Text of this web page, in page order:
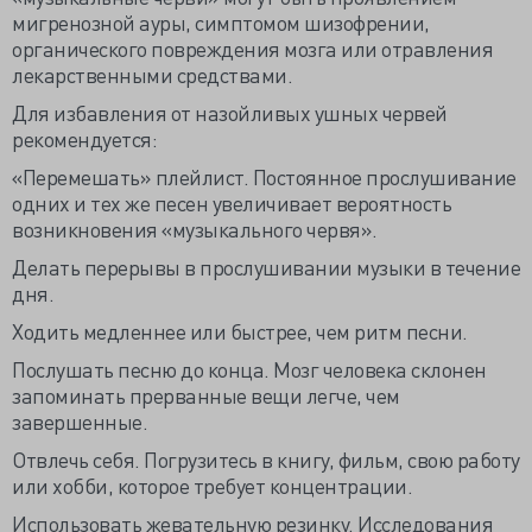
мигренозной ауры, симптомом шизофрении,
органического повреждения мозга или отравления
лекарственными средствами.
Для избавления от назойливых ушных червей
рекомендуется:
«Перемешать» плейлист. Постоянное прослушивание
одних и тех же песен увеличивает вероятность
возникновения «музыкального червя».
Делать перерывы в прослушивании музыки в течение
дня.
Ходить медленнее или быстрее, чем ритм песни.
Послушать песню до конца. Мозг человека склонен
запоминать прерванные вещи легче, чем
завершенные.
Отвлечь себя. Погрузитесь в книгу, фильм, свою работу
или хобби, которое требует концентрации.
Использовать жевательную резинку. Исследования